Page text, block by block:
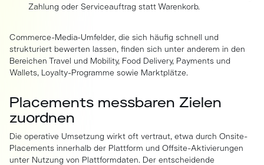
Zahlung oder Serviceauftrag statt Warenkorb.
Commerce-Media-Umfelder, die sich häufig schnell und
strukturiert bewerten lassen, finden sich unter anderem in den
Bereichen Travel und Mobility, Food Delivery, Payments und
Wallets, Loyalty-Programme sowie Marktplätze.
Placements messbaren Zielen
zuordnen
Die operative Umsetzung wirkt oft vertraut, etwa durch Onsite-
Placements innerhalb der Plattform und Offsite-Aktivierungen
unter Nutzung von Plattformdaten. Der entscheidende